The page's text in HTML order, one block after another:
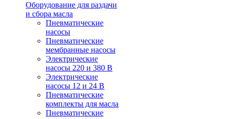
Оборудование для раздачи
и сбора масла
Пневматические
насосы
Пневматические
мембранные насосы
Электрические
насосы 220 и 380 В
Электрические
насосы 12 и 24 В
Пневматические
комплекты для масла
Пневматические